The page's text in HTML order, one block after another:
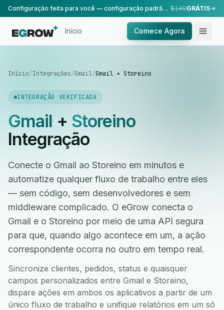
Configuração feita para você — configuração padrão, realizada pela nossa equipe. $149GRÁTIS
Início Comece Agora
Início/Integrações/Gmail/Gmail + Storeino
INTEGRAÇÃO VERIFICADA
Gmail + Storeino
Integração
Conecte o Gmail ao Storeino em minutos e
automatize qualquer fluxo de trabalho entre eles
— sem código, sem desenvolvedores e sem
middleware complicado. O eGrow conecta o
Gmail e o Storeino por meio de uma API segura
para que, quando algo acontece em um, a ação
correspondente ocorra no outro em tempo real.
Sincronize clientes, pedidos, status e quaisquer
campos personalizados entre Gmail e Storeino,
dispare ações em ambos os aplicativos a partir de um
único fluxo de trabalho e unifique relatórios em um só